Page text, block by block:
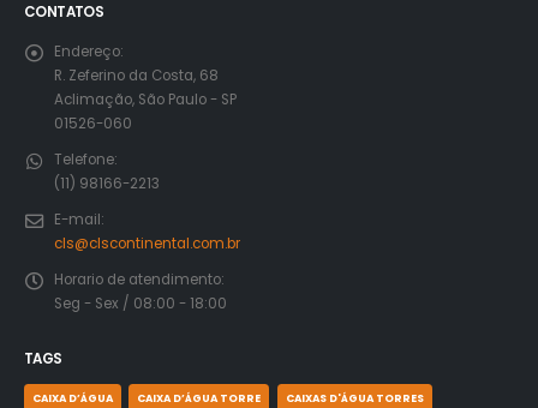
CONTATOS
Endereço:
R. Zeferino da Costa, 68
Aclimação, São Paulo - SP
01526-060
Telefone:
(11) 98166-2213
E-mail:
cls@clscontinental.com.br
Horario de atendimento:
Seg - Sex / 08:00 - 18:00
TAGS
CAIXA D’ÁGUA CAIXA D’ÁGUA TORRE CAIXAS D'ÁGUA TORRES